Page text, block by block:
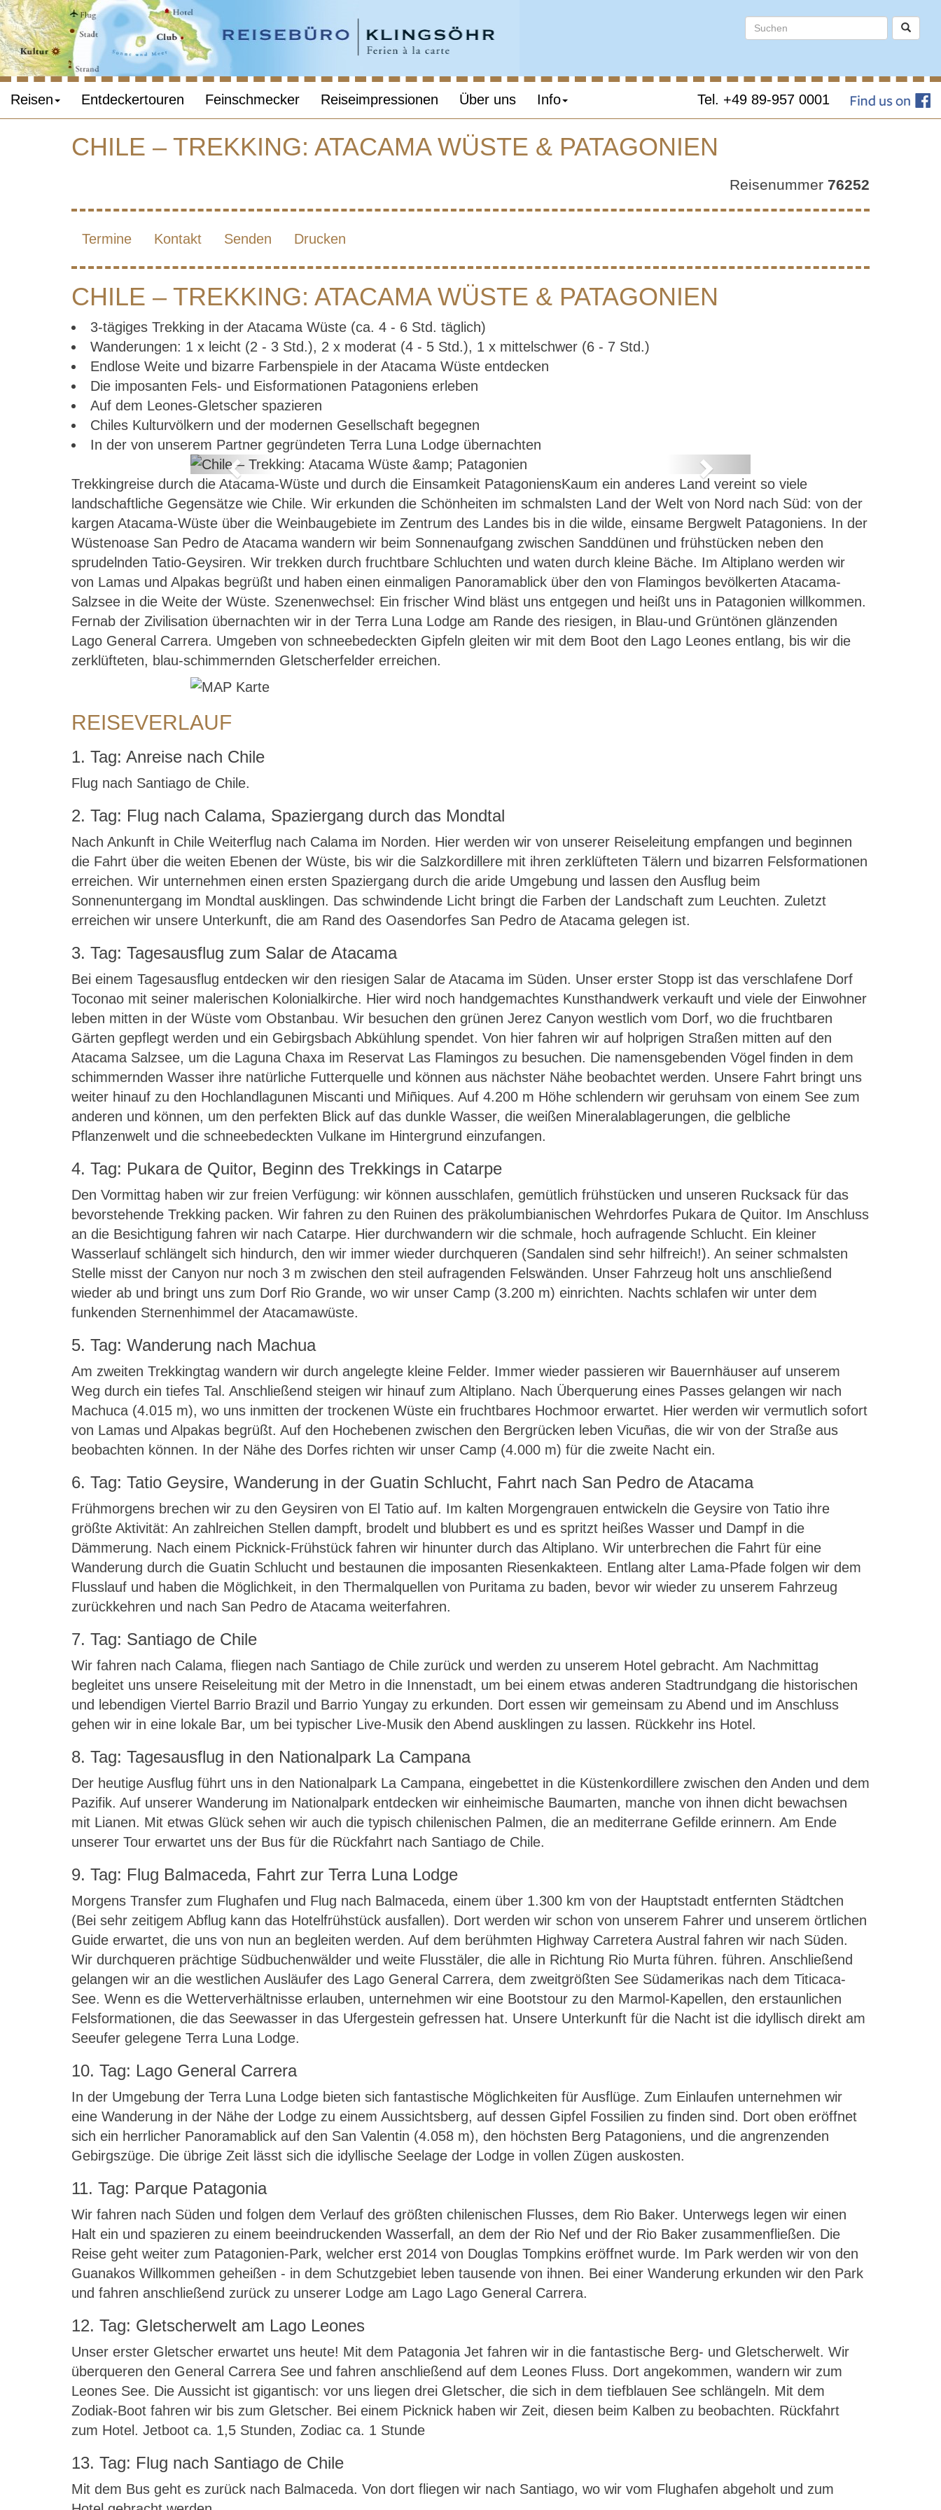
Reisen Entdeckertouren Feinschmecker Reiseimpressionen Über uns Info Tel. +49 89-957 0001
ATACAMA WÜSTE &
PATAGONIEN
CHILE – TREKKING: ATACAMA WÜSTE & PATAGONIEN
Reisenummer 76252
Termine Kontakt Senden Drucken
CHILE – TREKKING: ATACAMA WÜSTE & PATAGONIEN
3-tägiges Trekking in der Atacama Wüste (ca. 4 - 6 Std. täglich)
Wanderungen: 1 x leicht (2 - 3 Std.), 2 x moderat (4 - 5 Std.), 1 x mittelschwer (6 - 7 Std.)
Endlose Weite und bizarre Farbenspiele in der Atacama Wüste entdecken
Die imposanten Fels- und Eisformationen Patagoniens erleben
Auf dem Leones-Gletscher spazieren
Chiles Kulturvölkern und der modernen Gesellschaft begegnen
In der von unserem Partner gegründeten Terra Luna Lodge übernachten
Chile – Trekking: Atacama Wüste & Patagonien
Previous
Next
Trekkingreise durch die Atacama-Wüste und durch die Einsamkeit PatagoniensKaum ein anderes Land vereint so viele
landschaftliche Gegensätze wie Chile. Wir erkunden die Schönheiten im schmalsten Land der Welt von Nord nach Süd: von der
kargen Atacama-Wüste über die Weinbaugebiete im Zentrum des Landes bis in die wilde, einsame Bergwelt Patagoniens. In der
Wüstenoase San Pedro de Atacama wandern wir beim Sonnenaufgang zwischen Sanddünen und frühstücken neben den
sprudelnden Tatio-Geysiren. Wir trekken durch fruchtbare Schluchten und waten durch kleine Bäche. Im Altiplano werden wir
von Lamas und Alpakas begrüßt und haben einen einmaligen Panoramablick über den von Flamingos bevölkerten Atacama-
Salzsee in die Weite der Wüste. Szenenwechsel: Ein frischer Wind bläst uns entgegen und heißt uns in Patagonien willkommen.
Fernab der Zivilisation übernachten wir in der Terra Luna Lodge am Rande des riesigen, in Blau-und Grüntönen glänzenden
Lago General Carrera. Umgeben von schneebedeckten Gipfeln gleiten wir mit dem Boot den Lago Leones entlang, bis wir die
zerklüfteten, blau-schimmernden Gletscherfelder erreichen.
REISEVERLAUF
1. Tag: Anreise nach Chile
Flug nach Santiago de Chile.
2. Tag: Flug nach Calama, Spaziergang durch das Mondtal
Nach Ankunft in Chile Weiterflug nach Calama im Norden. Hier werden wir von unserer Reiseleitung empfangen und beginnen
die Fahrt über die weiten Ebenen der Wüste, bis wir die Salzkordillere mit ihren zerklüfteten Tälern und bizarren Felsformationen
erreichen. Wir unternehmen einen ersten Spaziergang durch die aride Umgebung und lassen den Ausflug beim
Sonnenuntergang im Mondtal ausklingen. Das schwindende Licht bringt die Farben der Landschaft zum Leuchten. Zuletzt
erreichen wir unsere Unterkunft, die am Rand des Oasendorfes San Pedro de Atacama gelegen ist.
3. Tag: Tagesausflug zum Salar de Atacama
Bei einem Tagesausflug entdecken wir den riesigen Salar de Atacama im Süden. Unser erster Stopp ist das verschlafene Dorf
Toconao mit seiner malerischen Kolonialkirche. Hier wird noch handgemachtes Kunsthandwerk verkauft und viele der Einwohner
leben mitten in der Wüste vom Obstanbau. Wir besuchen den grünen Jerez Canyon westlich vom Dorf, wo die fruchtbaren
Gärten gepflegt werden und ein Gebirgsbach Abkühlung spendet. Von hier fahren wir auf holprigen Straßen mitten auf den
Atacama Salzsee, um die Laguna Chaxa im Reservat Las Flamingos zu besuchen. Die namensgebenden Vögel finden in dem
schimmernden Wasser ihre natürliche Futterquelle und können aus nächster Nähe beobachtet werden. Unsere Fahrt bringt uns
weiter hinauf zu den Hochlandlagunen Miscanti und Miñiques. Auf 4.200 m Höhe schlendern wir geruhsam von einem See zum
anderen und können, um den perfekten Blick auf das dunkle Wasser, die weißen Mineralablagerungen, die gelbliche
Pflanzenwelt und die schneebedeckten Vulkane im Hintergrund einzufangen.
4. Tag: Pukara de Quitor, Beginn des Trekkings in Catarpe
Den Vormittag haben wir zur freien Verfügung: wir können ausschlafen, gemütlich frühstücken und unseren Rucksack für das
bevorstehende Trekking packen. Wir fahren zu den Ruinen des präkolumbianischen Wehrdorfes Pukara de Quitor. Im Anschluss
an die Besichtigung fahren wir nach Catarpe. Hier durchwandern wir die schmale, hoch aufragende Schlucht. Ein kleiner
Wasserlauf schlängelt sich hindurch, den wir immer wieder durchqueren (Sandalen sind sehr hilfreich!). An seiner schmalsten
Stelle misst der Canyon nur noch 3 m zwischen den steil aufragenden Felswänden. Unser Fahrzeug holt uns anschließend
wieder ab und bringt uns zum Dorf Rio Grande, wo wir unser Camp (3.200 m) einrichten. Nachts schlafen wir unter dem
funkenden Sternenhimmel der Atacamawüste.
5. Tag: Wanderung nach Machua
Am zweiten Trekkingtag wandern wir durch angelegte kleine Felder. Immer wieder passieren wir Bauernhäuser auf unserem
Weg durch ein tiefes Tal. Anschließend steigen wir hinauf zum Altiplano. Nach Überquerung eines Passes gelangen wir nach
Machuca (4.015 m), wo uns inmitten der trockenen Wüste ein fruchtbares Hochmoor erwartet. Hier werden wir vermutlich sofort
von Lamas und Alpakas begrüßt. Auf den Hochebenen zwischen den Bergrücken leben Vicuñas, die wir von der Straße aus
beobachten können. In der Nähe des Dorfes richten wir unser Camp (4.000 m) für die zweite Nacht ein.
6. Tag: Tatio Geysire, Wanderung in der Guatin Schlucht, Fahrt nach San Pedro de Atacama
Frühmorgens brechen wir zu den Geysiren von El Tatio auf. Im kalten Morgengrauen entwickeln die Geysire von Tatio ihre
größte Aktivität: An zahlreichen Stellen dampft, brodelt und blubbert es und es spritzt heißes Wasser und Dampf in die
Dämmerung. Nach einem Picknick-Frühstück fahren wir hinunter durch das Altiplano. Wir unterbrechen die Fahrt für eine
Wanderung durch die Guatin Schlucht und bestaunen die imposanten Riesenkakteen. Entlang alter Lama-Pfade folgen wir dem
Flusslauf und haben die Möglichkeit, in den Thermalquellen von Puritama zu baden, bevor wir wieder zu unserem Fahrzeug
zurückkehren und nach San Pedro de Atacama weiterfahren.
7. Tag: Santiago de Chile
Wir fahren nach Calama, fliegen nach Santiago de Chile zurück und werden zu unserem Hotel gebracht. Am Nachmittag
begleitet uns unsere Reiseleitung mit der Metro in die Innenstadt, um bei einem etwas anderen Stadtrundgang die historischen
und lebendigen Viertel Barrio Brazil und Barrio Yungay zu erkunden. Dort essen wir gemeinsam zu Abend und im Anschluss
gehen wir in eine lokale Bar, um bei typischer Live-Musik den Abend ausklingen zu lassen. Rückkehr ins Hotel.
8. Tag: Tagesausflug in den Nationalpark La Campana
Der heutige Ausflug führt uns in den Nationalpark La Campana, eingebettet in die Küstenkordillere zwischen den Anden und dem
Pazifik. Auf unserer Wanderung im Nationalpark entdecken wir einheimische Baumarten, manche von ihnen dicht bewachsen
mit Lianen. Mit etwas Glück sehen wir auch die typisch chilenischen Palmen, die an mediterrane Gefilde erinnern. Am Ende
unserer Tour erwartet uns der Bus für die Rückfahrt nach Santiago de Chile.
9. Tag: Flug Balmaceda, Fahrt zur Terra Luna Lodge
Morgens Transfer zum Flughafen und Flug nach Balmaceda, einem über 1.300 km von der Hauptstadt entfernten Städtchen
(Bei sehr zeitigem Abflug kann das Hotelfrühstück ausfallen). Dort werden wir schon von unserem Fahrer und unserem örtlichen
Guide erwartet, die uns von nun an begleiten werden. Auf dem berühmten Highway Carretera Austral fahren wir nach Süden.
Wir durchqueren prächtige Südbuchenwälder und weite Flusstäler, die alle in Richtung Rio Murta führen. führen. Anschließend
gelangen wir an die westlichen Ausläufer des Lago General Carrera, dem zweitgrößten See Südamerikas nach dem Titicaca-
See. Wenn es die Wetterverhältnisse erlauben, unternehmen wir eine Bootstour zu den Marmol-Kapellen, den erstaunlichen
Felsformationen, die das Seewasser in das Ufergestein gefressen hat. Unsere Unterkunft für die Nacht ist die idyllisch direkt am
Seeufer gelegene Terra Luna Lodge.
10. Tag: Lago General Carrera
In der Umgebung der Terra Luna Lodge bieten sich fantastische Möglichkeiten für Ausflüge. Zum Einlaufen unternehmen wir
eine Wanderung in der Nähe der Lodge zu einem Aussichtsberg, auf dessen Gipfel Fossilien zu finden sind. Dort oben eröffnet
sich ein herrlicher Panoramablick auf den San Valentin (4.058 m), den höchsten Berg Patagoniens, und die angrenzenden
Gebirgszüge. Die übrige Zeit lässt sich die idyllische Seelage der Lodge in vollen Zügen auskosten.
11. Tag: Parque Patagonia
Wir fahren nach Süden und folgen dem Verlauf des größten chilenischen Flusses, dem Rio Baker. Unterwegs legen wir einen
Halt ein und spazieren zu einem beeindruckenden Wasserfall, an dem der Rio Nef und der Rio Baker zusammenfließen. Die
Reise geht weiter zum Patagonien-Park, welcher erst 2014 von Douglas Tompkins eröffnet wurde. Im Park werden wir von den
Guanakos Willkommen geheißen - in dem Schutzgebiet leben tausende von ihnen. Bei einer Wanderung erkunden wir den Park
und fahren anschließend zurück zu unserer Lodge am Lago Lago General Carrera.
12. Tag: Gletscherwelt am Lago Leones
Unser erster Gletscher erwartet uns heute! Mit dem Patagonia Jet fahren wir in die fantastische Berg- und Gletscherwelt. Wir
überqueren den General Carrera See und fahren anschließend auf dem Leones Fluss. Dort angekommen, wandern wir zum
Leones See. Die Aussicht ist gigantisch: vor uns liegen drei Gletscher, die sich in dem tiefblauen See schlängeln. Mit dem
Zodiak-Boot fahren wir bis zum Gletscher. Bei einem Picknick haben wir Zeit, diesen beim Kalben zu beobachten. Rückfahrt
zum Hotel. Jetboot ca. 1,5 Stunden, Zodiac ca. 1 Stunde
13. Tag: Flug nach Santiago de Chile
Mit dem Bus geht es zurück nach Balmaceda. Von dort fliegen wir nach Santiago, wo wir vom Flughafen abgeholt und zum